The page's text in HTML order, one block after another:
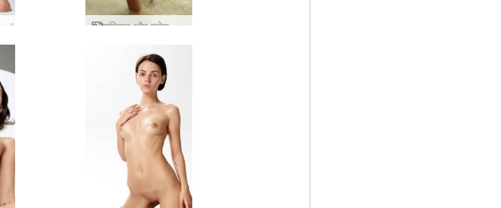
एरियल और एलेक्स समुद्र तट पर सेक्स करते हैं